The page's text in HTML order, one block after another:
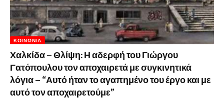
ΚΟΙΝΩΝΊΑ
Χαλκίδα – Θλίψη: Η αδερφή του Γιώργου
Γατόπουλου τον αποχαιρετά με συγκινητικά
λόγια – “Αυτό ήταν το αγαπημένο του έργο και με
αυτό τον αποχαιρετούμε”